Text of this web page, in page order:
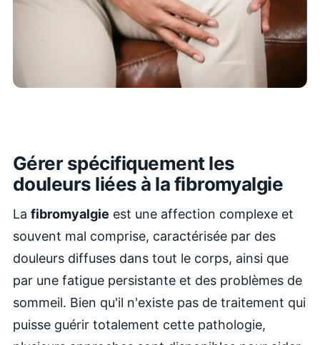
Gérer spécifiquement les
douleurs liées à la fibromyalgie
La fibromyalgie est une affection complexe et
souvent mal comprise, caractérisée par des
douleurs diffuses dans tout le corps, ainsi que
par une fatigue persistante et des problèmes de
sommeil. Bien qu'il n'existe pas de traitement qui
puisse guérir totalement cette pathologie,